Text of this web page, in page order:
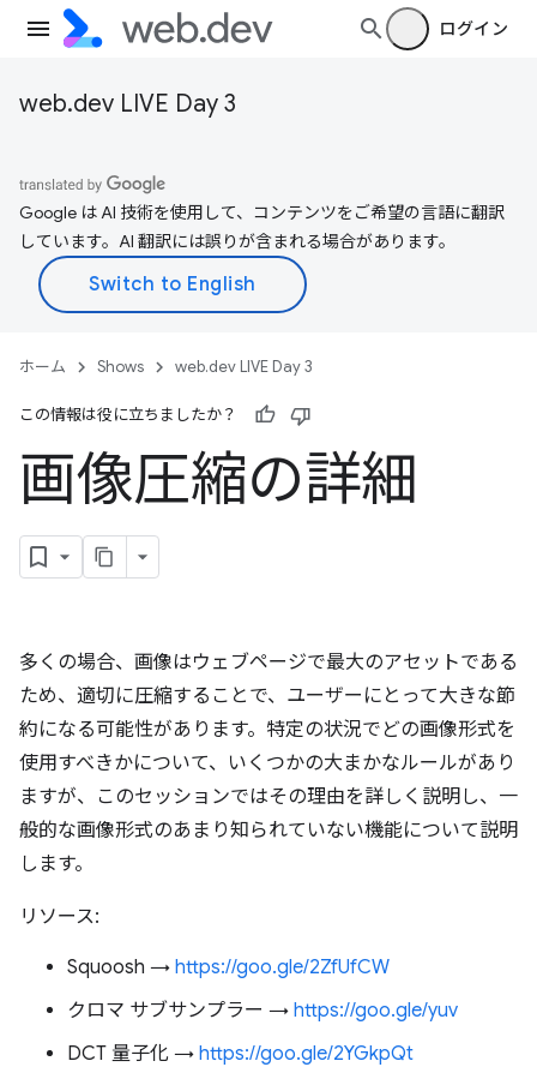
ログイン
web.dev LIVE Day 3
Google は AI 技術を使用して、コンテンツをご希望の言語に翻訳
しています。AI 翻訳には誤りが含まれる場合があります。
ホーム Shows web.dev LIVE Day 3
この情報は役に立ちましたか？
画像圧縮の詳細
多くの場合、画像はウェブページで最大のアセットである
ため、適切に圧縮することで、ユーザーにとって大きな節
約になる可能性があります。特定の状況でどの画像形式を
使用すべきかについて、いくつかの大まかなルールがあり
ますが、このセッションではその理由を詳しく説明し、一
般的な画像形式のあまり知られていない機能について説明
します。
リソース:
Squoosh → https://goo.gle/2ZfUfCW
クロマ サブサンプラー → https://goo.gle/yuv
DCT 量子化 → https://goo.gle/2YGkpQt